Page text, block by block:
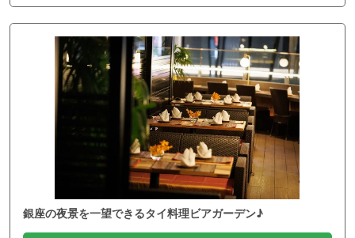
銀座の夜景を一望できるタイ料理ビアガーデン♪